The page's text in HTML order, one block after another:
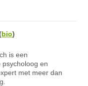
bio)
is een
en
met meer dan